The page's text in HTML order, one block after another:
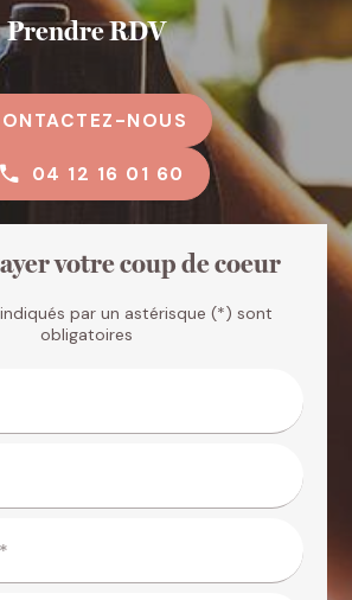
Prendre RDV
CONTACTEZ-NOUS
04 12 16 01 60
votre coup de coeur
par un astérisque (*) sont
obligatoires